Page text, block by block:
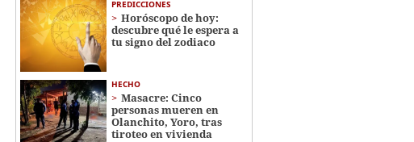
PREDICCIONES
Horóscopo de hoy:
descubre qué le espera a
tu signo del zodiaco
HECHO
Masacre: Cinco
personas mueren en
Olanchito, Yoro, tras
tiroteo en vivienda